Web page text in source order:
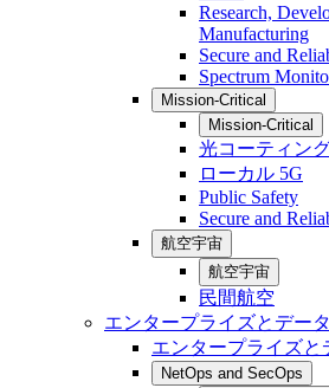
Research,
Manufacturing
Secure and
Spectrum
Mission-Critical
Mission-Critical
光コーティン
ローカル 5G
Public Safety
Secure and
航空宇宙
航空宇宙
民間航空
エンタープライズとデー
エンタープライズと
NetOps and SecOps